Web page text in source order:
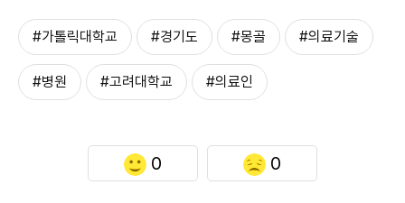
#가톨릭대학교 #경기도 #몽골 #의료기술
#병원 #고려대학교 #의료인
0 0